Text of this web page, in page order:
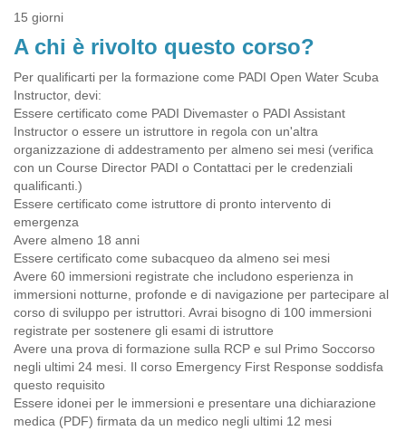
15 giorni
A chi è rivolto questo corso?
Per qualificarti per la formazione come PADI Open Water Scuba
Instructor, devi:
Essere certificato come PADI Divemaster o PADI Assistant
Instructor o essere un istruttore in regola con un'altra
organizzazione di addestramento per almeno sei mesi (verifica
con un Course Director PADI o Contattaci per le credenziali
qualificanti.)
Essere certificato come istruttore di pronto intervento di
emergenza
Avere almeno 18 anni
Essere certificato come subacqueo da almeno sei mesi
Avere 60 immersioni registrate che includono esperienza in
immersioni notturne, profonde e di navigazione per partecipare al
corso di sviluppo per istruttori. Avrai bisogno di 100 immersioni
registrate per sostenere gli esami di istruttore
Avere una prova di formazione sulla RCP e sul Primo Soccorso
negli ultimi 24 mesi. Il corso Emergency First Response soddisfa
questo requisito
Essere idonei per le immersioni e presentare una dichiarazione
medica (PDF) firmata da un medico negli ultimi 12 mesi